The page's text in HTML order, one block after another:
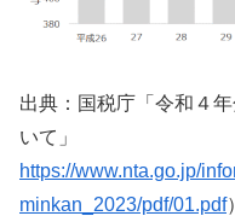
出典：国税庁「令和４
いて」
https://www.nta.go.jp/
minkan_2023/pdf/01.pdf）